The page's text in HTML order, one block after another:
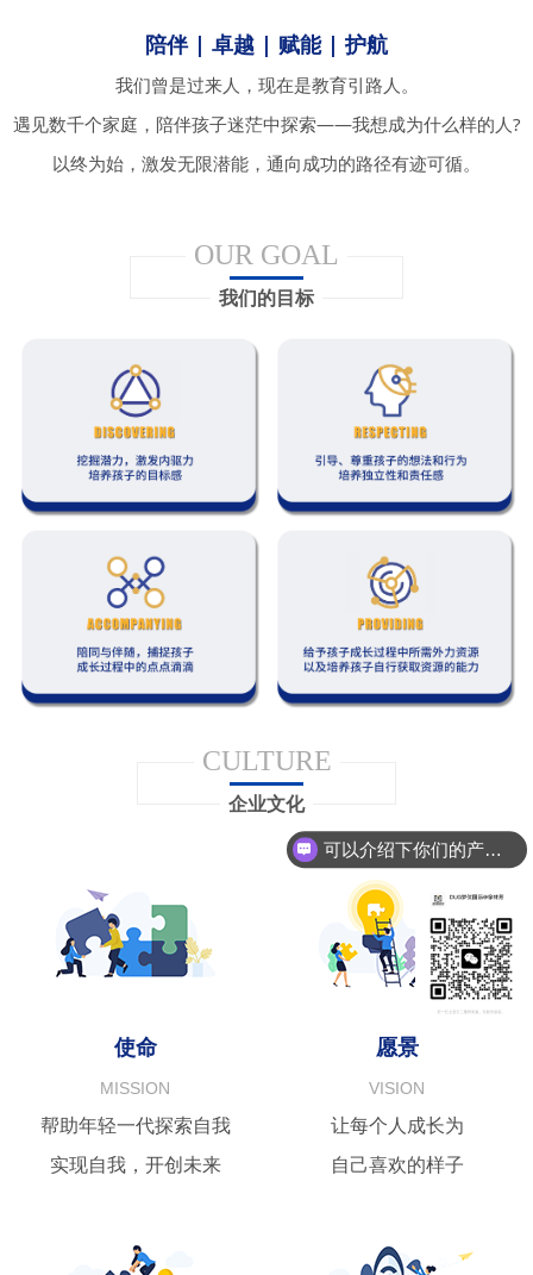
陪伴 | 卓越 | 赋能 | 护航
我们曾是过来人，现在是教育引路人。
遇见数千个家庭，陪伴孩子迷茫中探索——我想成为什么样的人?
以终为始，激发无限潜能，通向成功的路径有迹可循。
OUR GOAL
我们的目标
CULTURE
企业文化
使命
MISSION
帮助年轻一代探索自我
实现自我，开创未来
愿景
VISION
让每个人成长为
自己喜欢的样子
可以介绍下你们的产品么